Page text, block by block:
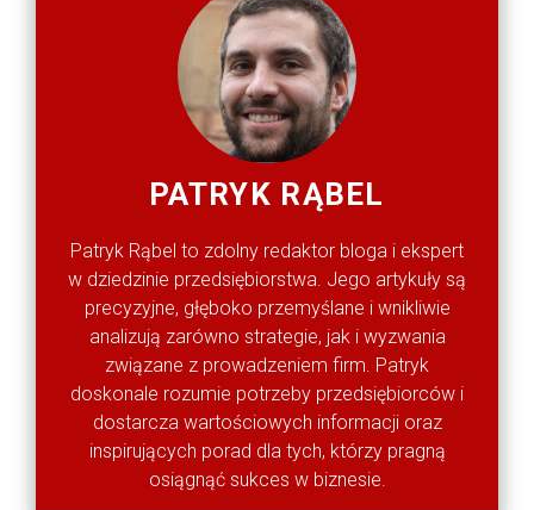
PATRYK RĄBEL
Patryk Rąbel to zdolny redaktor bloga i ekspert
w dziedzinie przedsiębiorstwa. Jego artykuły są
precyzyjne, głęboko przemyślane i wnikliwie
analizują zarówno strategie, jak i wyzwania
związane z prowadzeniem firm. Patryk
doskonale rozumie potrzeby przedsiębiorców i
dostarcza wartościowych informacji oraz
inspirujących porad dla tych, którzy pragną
osiągnąć sukces w biznesie.